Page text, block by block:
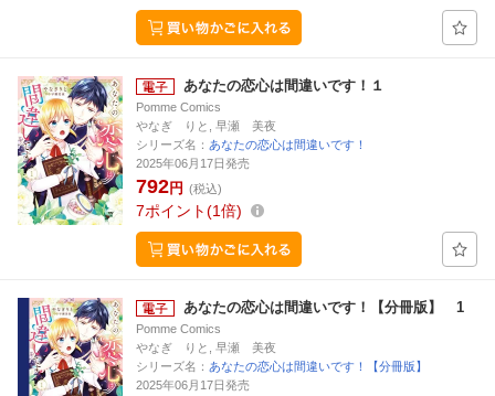
あなたの恋心は間違いです！１
Pomme Comics
やなぎ りと, 早瀬 美夜
シリーズ名： あなたの恋心は間違いです！
2025年06月17日発売
792円 (税込)
7ポイント 1倍
あなたの恋心は間違いです！【分冊版】 1
Pomme Comics
やなぎ りと, 早瀬 美夜
シリーズ名： あなたの恋心は間違いです！【分冊版】
2025年06月17日発売